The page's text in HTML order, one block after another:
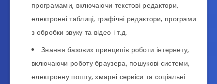
програмами, включаючи текстові редактори,
електронні таблиці, графічні редактори, програми
з обробки звуку та відео і т.д.
Знання базових принципів роботи інтернету,
включаючи роботу браузера, пошукові системи,
електронну пошту, хмарні сервіси та соціальні